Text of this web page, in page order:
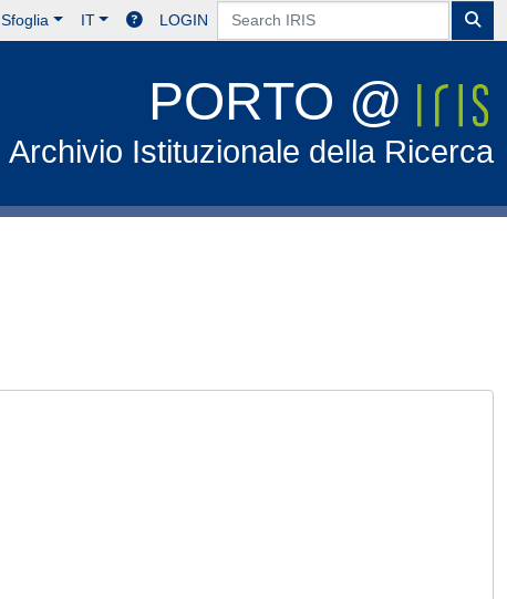
Sfoglia IT LOGIN
PORTO @
Archivio Istituzionale della Ricerca